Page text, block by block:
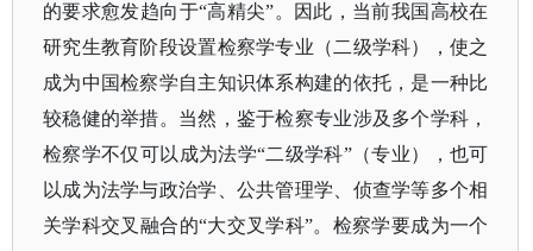
的要求愈发趋向于“高精尖”。因此，当前我国高校在
研究生教育阶段设置检察学专业（二级学科），使之
成为中国检察学自主知识体系构建的依托，是一种比
较稳健的举措。当然，鉴于检察专业涉及多个学科，
检察学不仅可以成为法学“二级学科”（专业），也可
以成为法学与政治学、公共管理学、侦查学等多个相
关学科交叉融合的“大交叉学科”。检察学要成为一个